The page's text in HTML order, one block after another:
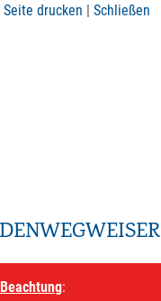
Seite drucken | Schließen
: